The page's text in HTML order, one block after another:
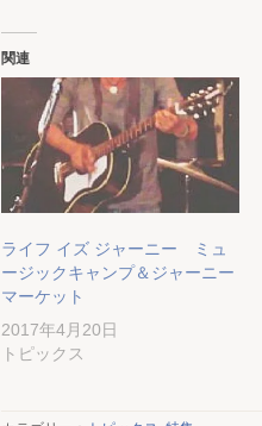
関連
ライフ イズ ジャーニー ミュ
ージックキャンプ＆ジャーニー
マーケット
2017年4月20日
トピックス